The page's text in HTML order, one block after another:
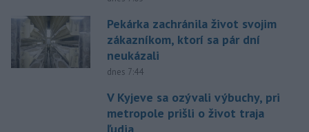
Pekárka zachránila život svojim
zákazníkom, ktorí sa pár dní
neukázali
dnes 7:44
V Kyjeve sa ozývali výbuchy, pri
metropole prišli o život traja